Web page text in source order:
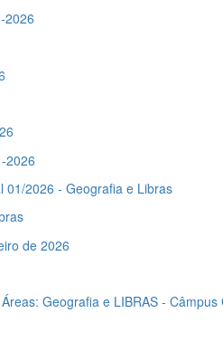
2026
2026
01/2026 - Geografia e Libras
de 2026
Geografia e LIBRAS - Câmpus